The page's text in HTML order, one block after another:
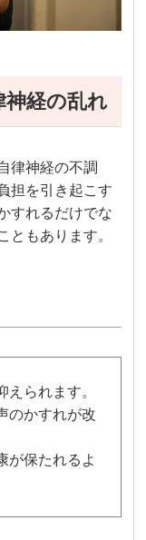
神経の乱れ
律神経の不調
担を引き起こす
すれるだけでな
ともあります。
られます。
のかすれが改
が保たれるよ